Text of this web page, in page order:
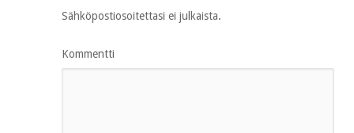
Sähköpostiosoitettasi ei julkaista.
Kommentti